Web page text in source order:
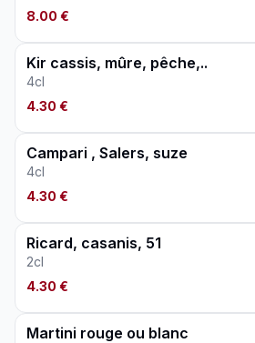
8.00 €
Kir cassis, mûre, pêche,..
4cl
4.30 €
Campari , Salers, suze
4cl
4.30 €
Ricard, casanis, 51
2cl
4.30 €
Martini rouge ou blanc